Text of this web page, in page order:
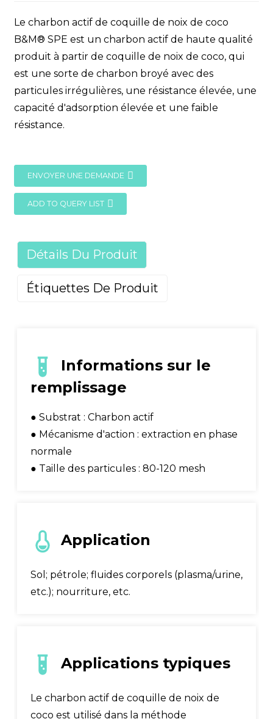
Le charbon actif de coquille de noix de coco
B&M® SPE est un charbon actif de haute qualité
produit à partir de coquille de noix de coco, qui
est une sorte de charbon broyé avec des
particules irrégulières, une résistance élevée, une
capacité d'adsorption élevée et une faible
résistance.
ENVOYER UNE DEMANDE
ADD TO QUERY LIST
Détails Du Produit
Étiquettes De Produit
Informations sur le
remplissage
● Substrat : Charbon actif
● Mécanisme d'action : extraction en phase
normale
● Taille des particules : 80-120 mesh
Application
Sol; pétrole; fluides corporels (plasma/urine,
etc.); nourriture, etc.
Applications typiques
Le charbon actif de coquille de noix de
coco est utilisé dans la méthode